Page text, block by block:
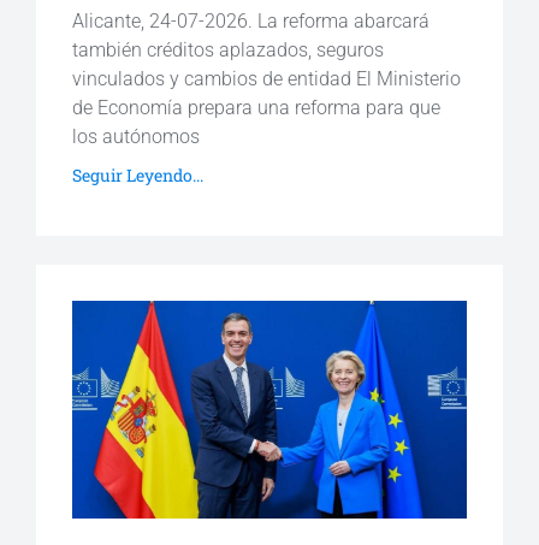
Alicante, 24-07-2026. La reforma abarcará
también créditos aplazados, seguros
vinculados y cambios de entidad El Ministerio
de Economía prepara una reforma para que
los autónomos
Seguir Leyendo...